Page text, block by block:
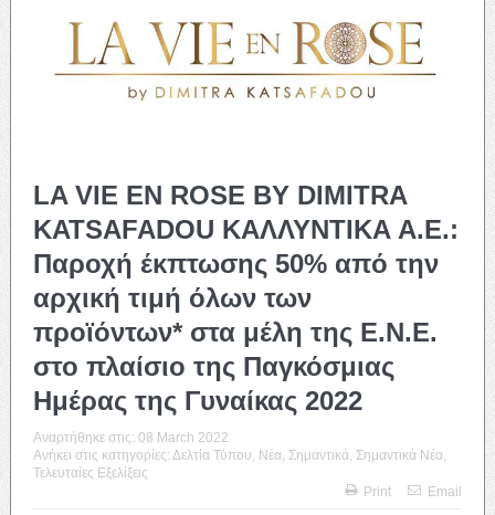
LA VIE EN ROSE BY DIMITRA
KATSAFADOU ΚΑΛΛΥΝΤΙΚΑ Α.Ε.:
Παροχή έκπτωσης 50% από την
αρχική τιμή όλων των
προϊόντων* στα μέλη της Ε.Ν.Ε.
στο πλαίσιο της Παγκόσμιας
Ημέρας της Γυναίκας 2022
Αναρτήθηκε στις: 08 March 2022
Ανήκει στις κατηγορίες: Δελτία Τύπου Νέα Σημαντικά Σημαντικά Νέα
Τελευταίες Εξελίξεις
Print
Email